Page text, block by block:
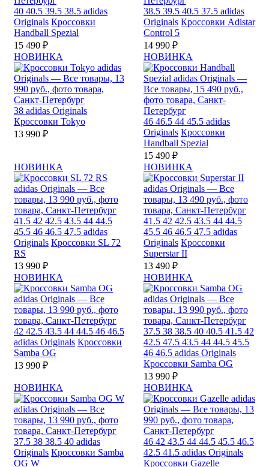
40 40.5 39.5 38.5 adidas
Originals Кроссовки
Handball Spezial
15 490 ₽
38.5 39.5 40.5 37.5 adidas
Originals Кроссовки Adistar
Control 5
14 990 ₽
НОВИНКА
38 adidas Originals
Кроссовки Tokyo
13 990 ₽
НОВИНКА
46 46.5 44 45.5 adidas
Originals Кроссовки
Handball Spezial
15 490 ₽
НОВИНКА
41.5 42 42.5 43.5 44 44.5
45.5 46 46.5 47.5 adidas
Originals Кроссовки SL 72
RS
13 990 ₽
НОВИНКА
41.5 42 42.5 43.5 44 44.5
45.5 46 46.5 47.5 adidas
Originals Кроссовки
Superstar II
13 490 ₽
НОВИНКА
42 42.5 43.5 44 44.5 46 46.5
adidas Originals Кроссовки
Samba OG
13 990 ₽
НОВИНКА
37.5 38 38.5 40 40.5 41.5 42
42.5 47.5 43.5 44 44.5 45.5
46 46.5 adidas Originals
Кроссовки Samba OG
13 990 ₽
НОВИНКА
37.5 38 38.5 40 adidas
Originals Кроссовки Samba
OG W
НОВИНКА
46 42 43.5 44 44.5 45.5 46.5
42.5 41.5 adidas Originals
Кроссовки Gazelle